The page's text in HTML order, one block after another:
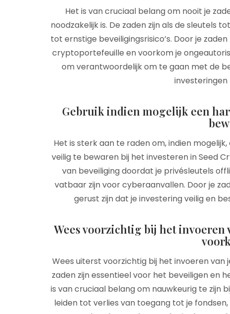
Het is van cruciaal belang om nooit je
noodzakelijk is. De zaden zijn als de sleutels
tot ernstige beveiligingsrisico’s. Door je
cryptoportefeuille en voorkom je
om verantwoordelijk om te gaan met de
Gebruik indien mogelijk een
Het is sterk aan te raden om, indien
veilig te bewaren bij het investeren in Seed
van beveiliging doordat je privésleutels
vatbaar zijn voor cyberaanvallen. Door je
gerust zijn dat je investering veilig en
Wees voorzichtig bij het invoeren
Wees uiterst voorzichtig bij het invoeren
zaden zijn essentieel voor het beveiligen en
is van cruciaal belang om nauwkeurig te zijn
leiden tot verlies van toegang tot je